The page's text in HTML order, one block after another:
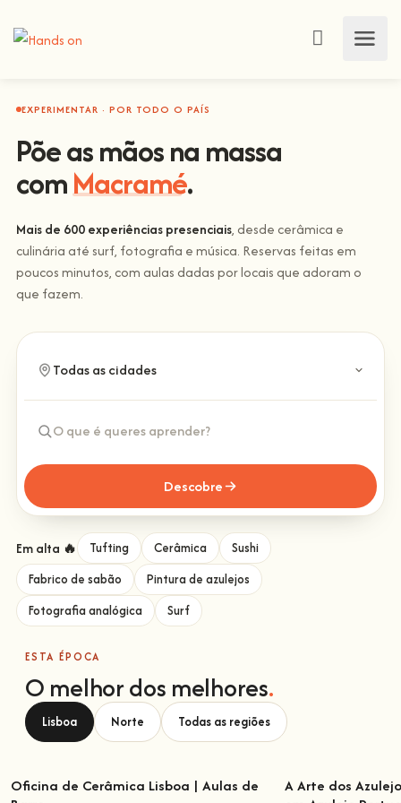
EXPERIMENTAR · POR TODO O PAÍS
Põe as mãos na massa
comMacramé.
Mais de 600 experiências presenciais, desde cerâmica e
culinária até surf, fotografia e música. Reservas feitas em
poucos minutos, com aulas dadas por locais que adoram o
que fazem.
Descobre
Em alta 🔥 Tufting Cerâmica
Sushi
Fabrico de sabão
Pintura de azulejos
Fotografia analógica
Surf
ESTA ÉPOCA
O melhor dos melhores.
Lisboa Norte Todas as regiões
Oficina de Cerâmica Lisboa | Aulas de
A Arte dos